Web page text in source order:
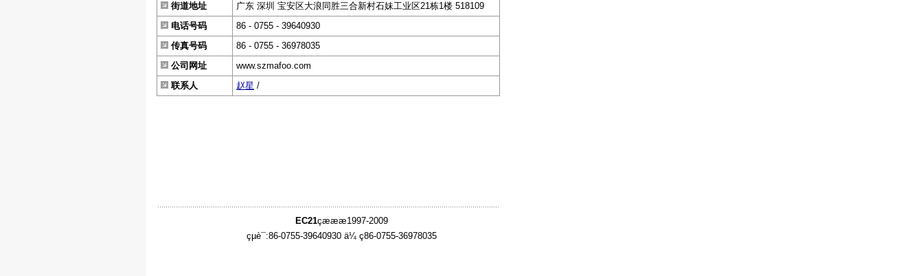
街道地址
广东 深圳 宝安区大浪同胜三合新村石妹工业区21栋1楼 518109
电话号码
86 - 0755 - 39640930
传真号码
86 - 0755 - 36978035
公司网址
www.szmafoo.com
联系人
赵星 /
EC21çæææ1997-2009
çµè¯:86-0755-39640930 ä¼ ç86-0755-36978035